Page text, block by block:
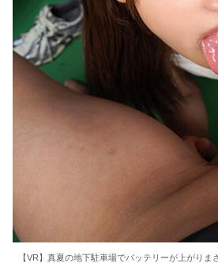
【VR】真夏の地下駐車場でバッテリーが上がり